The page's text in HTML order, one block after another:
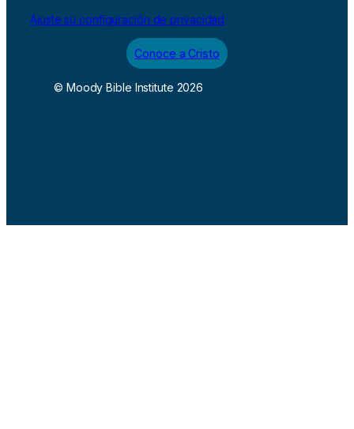
Ajuste su configuración de privacidad
Conoce a Cristo
© Moody Bible Institute 2026